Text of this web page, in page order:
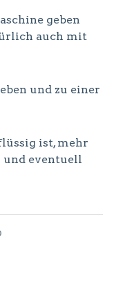
geben
auch mit
und zu einer
ist, mehr
und eventuell